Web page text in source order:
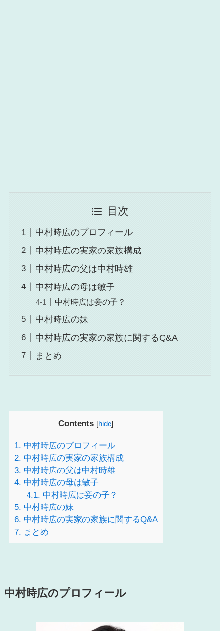
目次
中村時広のプロフィール
中村時広の実家の家族構成
中村時広の父は中村時雄
中村時広の母は敏子
中村時広は妾の子？
中村時広の妹
中村時広の実家の家族に関するQ&A
まとめ
Contents [hide]
1. 中村時広のプロフィール
2. 中村時広の実家の家族構成
3. 中村時広の父は中村時雄
4. 中村時広の母は敏子
4.1. 中村時広は妾の子？
5. 中村時広の妹
6. 中村時広の実家の家族に関するQ&A
7. まとめ
中村時広のプロフィール